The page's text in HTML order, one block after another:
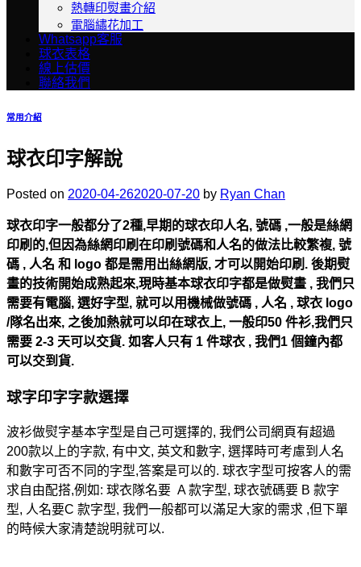
熱轉印熨畫介紹
電腦繡花加工
Whatsapp客服
球衣表格
線上估價
聯絡我們
常用介紹
球衣印字解說
Posted on 2020-04-262020-07-20 by Ryan Chan
球衣印字一般都分了2種,早期的球衣印人名, 號碼 ,一般是絲網
印刷的,但因為絲網印刷在印刷號碼和人名的做法比較繁複, 號
碼 , 人名 和 logo 都是需用出絲網版, 才可以開始印刷. 後期熨
畫的技術開始成熟起來,現時基本球衣印字都是做熨畫 , 我們只
需要有電腦, 選好字型, 就可以用機械做號碼 , 人名 , 球衣 logo
/隊名出來, 之後加熱就可以印在球衣上, 一般印50 件衫,我們只
需要 2-3 天可以交貨. 如客人只有 1 件球衣 , 我們1 個鐘內都
可以交到貨.
球字印字字款選擇
波衫做熨字基本字型是自己可選擇的, 我們公司網頁有超過
200款以上的字款, 有中文, 英文和數字, 選擇時可考慮到人名
和數字可否不同的字型,答案是可以的. 球衣字型可按客人的需
求自由配搭,例如: 球衣隊名要 A 款字型, 球衣號碼要 B 款字
型, 人名要C 款字型, 我們一般都可以滿足大家的需求 ,但下單
的時候大家清楚說明就可以.